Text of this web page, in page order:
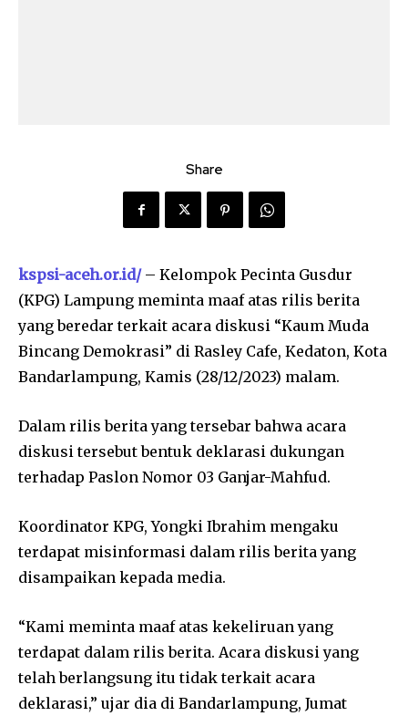
Share
kspsi-aceh.or.id/– Kelompok Pecinta Gusdur
(KPG) Lampung meminta maaf atas rilis berita
yang beredar terkait acara diskusi “Kaum Muda
Bincang Demokrasi” di Rasley Cafe, Kedaton, Kota
Bandarlampung, Kamis (28/12/2023) malam.
Dalam rilis berita yang tersebar bahwa acara
diskusi tersebut bentuk deklarasi dukungan
terhadap Paslon Nomor 03 Ganjar-Mahfud.
Koordinator KPG, Yongki Ibrahim mengaku
terdapat misinformasi dalam rilis berita yang
disampaikan kepada media.
“Kami meminta maaf atas kekeliruan yang
terdapat dalam rilis berita. Acara diskusi yang
telah berlangsung itu tidak terkait acara
deklarasi,” ujar dia di Bandarlampung, Jumat